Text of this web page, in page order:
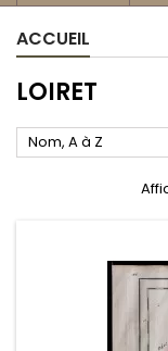
ACCUEIL
LOIRET
Nom, A à Z